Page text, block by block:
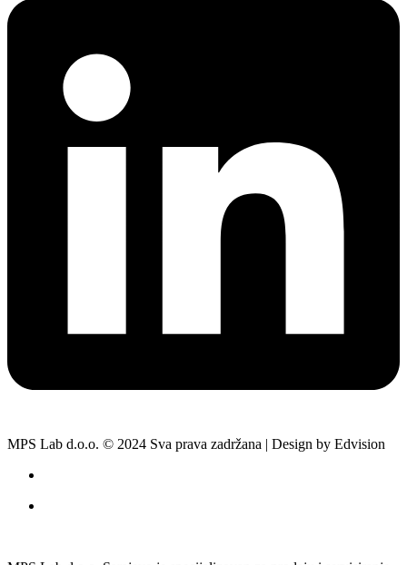
MPS Lab d.o.o. © 2024 Sva prava zadržana | Design by Edvision